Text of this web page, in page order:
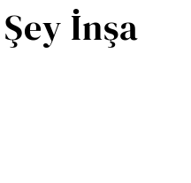
İnşa